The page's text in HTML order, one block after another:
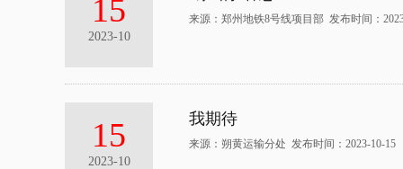
15
2023-10
来源：郑州地铁8号线项目部 发布时间：
15
2023-10
我期待
来源：朔黄运输分处 发布时间：2023-10-15